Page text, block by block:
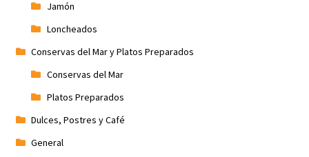
Jamón
Loncheados
Conservas del Mar y Platos Preparados
Conservas del Mar
Platos Preparados
Dulces, Postres y Café
General